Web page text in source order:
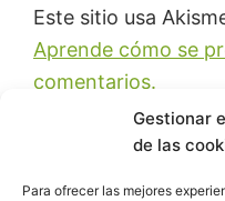
Gestionar
de las
Para ofrecer las mejores
Este sitio usa
Aprende cómo se
comentarios.